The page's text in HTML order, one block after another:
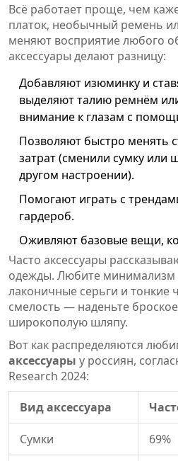
Всё работает проще, чем
платок, необычный ремень
меняют восприятие любого
аксессуары делают разницу:
Добавляют изюминку и
выделяют талию ремнём
внимание к глазам с
Позволяют быстро менять
затрат (сменили сумку
другом настроении).
Помогают играть с
гардероб.
Оживляют базовые вещи,
Часто аксессуары
одежды. Любите
лаконичные серьги и тонкие
смелость — наденьте
широкополую шляпу.
Вот как распределяются
аксессуары у россиян,
Research 2024:
Вид аксессуара
Сумки 69%